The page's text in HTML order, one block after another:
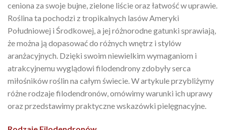
ceniona za swoje bujne, zielone liście oraz łatwość w uprawie.
Roślina ta pochodzi z tropikalnych lasów Ameryki
Południowej i Środkowej, a jej różnorodne gatunki sprawiają,
że można ją dopasować do różnych wnętrz i stylów
aranżacyjnych. Dzięki swoim niewielkim wymaganiom i
atrakcyjnemu wyglądowi filodendrony zdobyły serca
miłośników roślin na całym świecie. W artykule przybliżymy
różne rodzaje filodendronów, omówimy warunki ich uprawy
oraz przedstawimy praktyczne wskazówki pielęgnacyjne.